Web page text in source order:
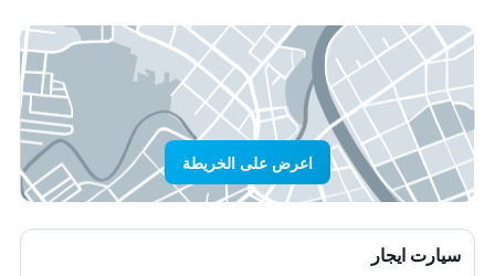
اعرض على الخريطة
سيارت ايجار